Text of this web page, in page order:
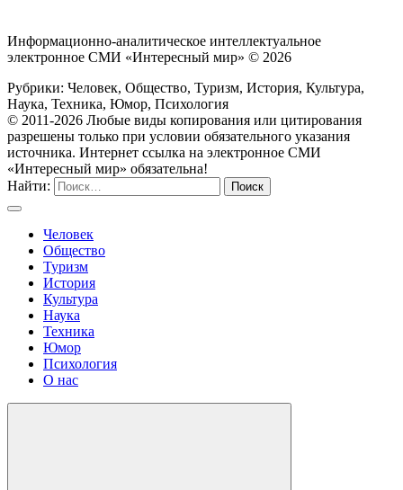
Информационно-аналитическое интеллектуальное
электронное СМИ «Интересный мир» © 2026
Рубрики: Человек, Общество, Туризм, История, Культура,
Наука, Техника, Юмор, Психология
© 2011-2026 Любые виды копирования или цитирования
разрешены только при условии обязательного указания
источника. Интернет ссылка на электронное СМИ
«Интересный мир» обязательна!
Найти:
Человек
Общество
Туризм
История
Культура
Наука
Техника
Юмор
Психология
О нас